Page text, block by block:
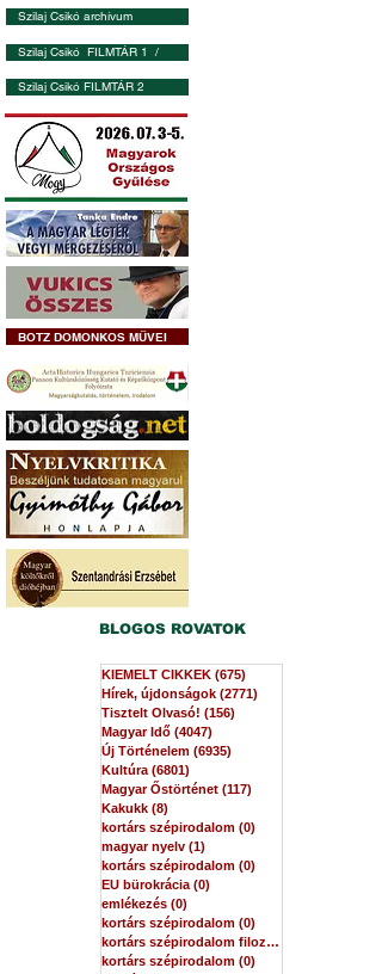
Szilaj Csikó archívum
Szilaj Csikó FILMTÁR 1 /
Szilaj Csikó FILMTÁR 2
BOTZ DOMONKOS MŰVEI
BLOGOS ROVATOK
KIEMELT CIKKEK (675)
Hírek, újdonságok (2771)
Tisztelt Olvasó! (156)
Magyar Idő (4047)
Új Történelem (6935)
Kultúra (6801)
Magyar Őstörténet (117)
Kakukk (8)
kortárs szépirodalom (0)
magyar nyelv (1)
kortárs szépirodalom (0)
EU bürokrácia (0)
emlékezés (0)
kortárs szépirodalom (0)
kortárs szépirodalom filozófia
kortárs szépirodalom (0)